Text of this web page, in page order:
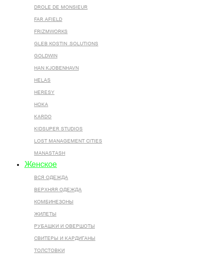
DROLE DE MONSIEUR
FAR AFIELD
FRIZMWORKS
GLEB KOSTIN .SOLUTIONS
GOLDWIN
HAN KJOBENHAVN
HELAS
HERESY
HOKA
KARDO
KIDSUPER STUDIOS
LOST MANAGEMENT CITIES
MANASTASH
Женское
ВСЯ ОДЕЖДА
ВЕРХНЯЯ ОДЕЖДА
КОМБИНЕЗОНЫ
ЖИЛЕТЫ
РУБАШКИ И ОВЕРШОТЫ
СВИТЕРЫ И КАРДИГАНЫ
ТОЛСТОВКИ